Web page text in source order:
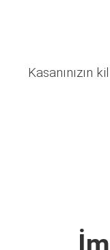
Kasanınızın